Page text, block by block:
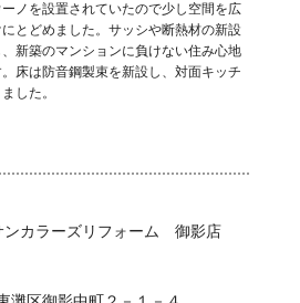
ノを設置されていたので少し空間を広
とどめました。サッシや断熱材の新設
新築のマンションに負けない住み心地
床は防音鋼製束を新設し、対面キッチ
した。
ンカラーズリフォーム 御影店